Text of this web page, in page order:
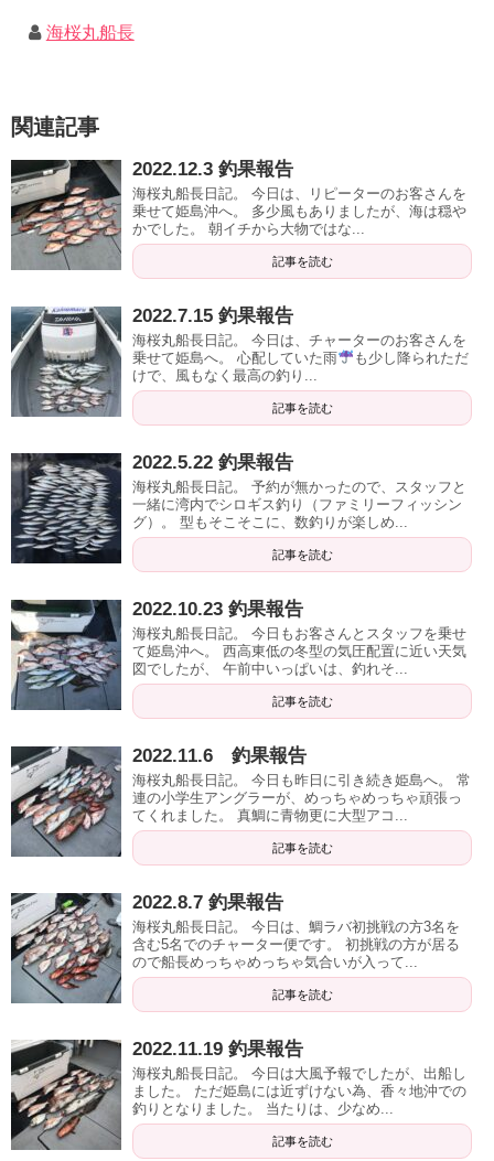
海桜丸船長
関連記事
2022.12.3 釣果報告
海桜丸船長日記。 今日は、リピーターのお客さんを
乗せて姫島沖へ。 多少風もありましたが、海は穏や
かでした。 朝イチから大物ではな...
記事を読む
2022.7.15 釣果報告
海桜丸船長日記。 今日は、チャーターのお客さんを
乗せて姫島へ。 心配していた雨
も少し降られただ
けで、風もなく最高の釣り...
記事を読む
2022.5.22 釣果報告
海桜丸船長日記。 予約が無かったので、スタッフと
一緒に湾内でシロギス釣り（ファミリーフィッシン
グ）。 型もそこそこに、数釣りが楽しめ...
記事を読む
2022.10.23 釣果報告
海桜丸船長日記。 今日もお客さんとスタッフを乗せ
て姫島沖へ。 西高東低の冬型の気圧配置に近い天気
図でしたが、 午前中いっぱいは、釣れそ...
記事を読む
2022.11.6 釣果報告
海桜丸船長日記。 今日も昨日に引き続き姫島へ。 常
連の小学生アングラーが、めっちゃめっちゃ頑張っ
てくれました。 真鯛に青物更に大型アコ...
記事を読む
2022.8.7 釣果報告
海桜丸船長日記。 今日は、鯛ラバ初挑戦の方3名を
含む5名でのチャーター便です。 初挑戦の方が居る
ので船長めっちゃめっちゃ気合いが入って...
記事を読む
2022.11.19 釣果報告
海桜丸船長日記。 今日は大風予報でしたが、出船し
ました。 ただ姫島には近ずけない為、香々地沖での
釣りとなりました。 当たりは、少なめ...
記事を読む